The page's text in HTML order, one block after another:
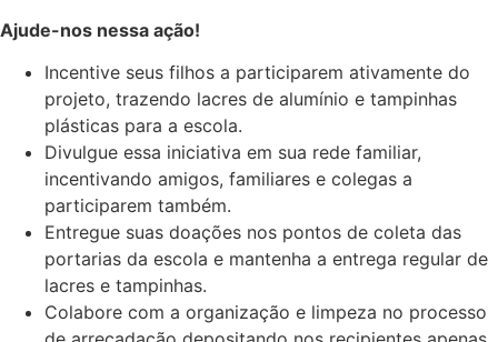
Ajude-nos nessa ação!
Incentive seus filhos a participarem ativamente do
projeto, trazendo lacres de alumínio e tampinhas
plásticas para a escola.
Divulgue essa iniciativa em sua rede familiar,
incentivando amigos, familiares e colegas a
participarem também.
Entregue suas doações nos pontos de coleta das
portarias da escola e mantenha a entrega regular de
lacres e tampinhas.
Colabore com a organização e limpeza no processo